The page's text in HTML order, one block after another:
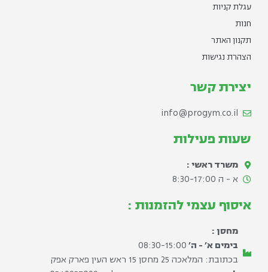
עגלת קניות
חנות
תקנון האתר
הצהרת נגישות
יצירת קשר
info@progym.co.il
שעות פעילות
משרד ראשי :
א - ה 8:30-17:00​
איסוף עצמי להזמנות :
מחסן :
בימים א׳ - ה׳08:30-15:00
בכתובת: המלאכה 25 מחסן 15 ראש העין פארק אפק